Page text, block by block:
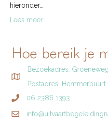
hieronder…
Lees meer
Hoe bereik je
Bezoekadres:
Postadres: Hemmerbuurt
06 2386 1393